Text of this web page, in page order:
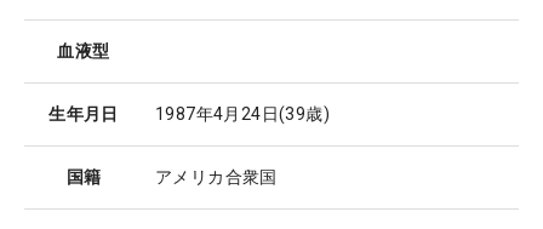
血液型
生年月日 1987年4月24日(39歳)
国籍 アメリカ合衆国